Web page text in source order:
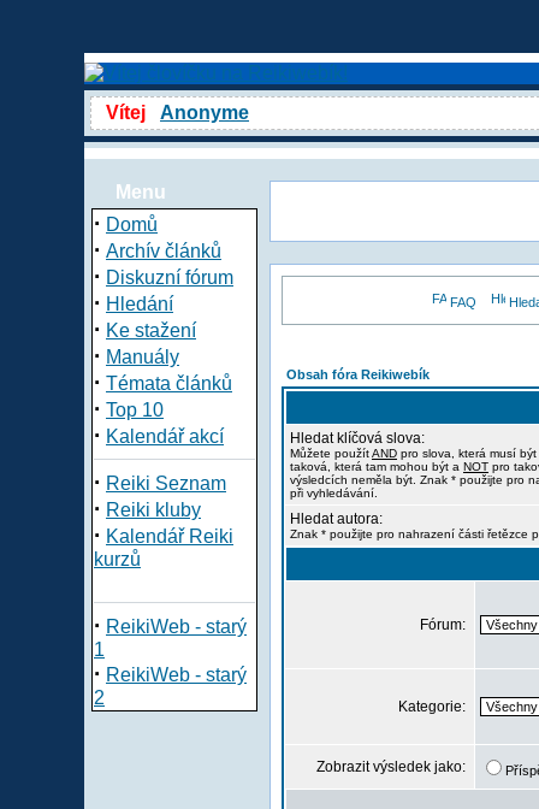
Vítej Anonyme
Menu
· Domů
· Archív článků
· Diskuzní fórum
· Hledání
· Ke stažení
· Manuály
· Témata článků
· Top 10
· Kalendář akcí
· Reiki Seznam
· Reiki kluby
· Kalendář Reiki
kurzů
· ReikiWeb - starý
1
· ReikiWeb - starý
2
FAQ
Obsah fóra Reikiwebík
Hledat klíčová slova:
Můžete použítAND pro slova, která musí
taková, která tam mohou být a NOT pro
výsledcích neměla být. Znak * použijte pro
při vyhledávání.
Hledat autora:
Znak * použijte pro nahrazení části řetězce
Fórum:
Kategorie:
Zobrazit výsledek jako: